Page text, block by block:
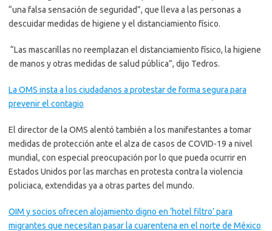
“una falsa sensación de seguridad”, que lleva a las personas a
descuidar medidas de higiene y el distanciamiento físico.
“Las mascarillas no reemplazan el distanciamiento físico, la higiene
de manos y otras medidas de salud pública”, dijo Tedros.
La OMS insta a los ciudadanos a protestar de forma segura para
prevenir el contagio
El director de la OMS alentó también a los manifestantes a tomar
medidas de protección ante el alza de casos de COVID-19 a nivel
mundial, con especial preocupación por lo que pueda ocurrir en
Estados Unidos por las marchas en protesta contra la violencia
policiaca, extendidas ya a otras partes del mundo.
OIM y socios ofrecen alojamiento digno en ‘hotel filtro’ para
migrantes que necesitan pasar la cuarentena en el norte de México